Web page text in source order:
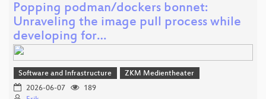
Popping podman/dockers bonnet:
Unraveling the image pull process while
developing for…
Software and Infrastructure
ZKM Medientheater
2026-06-07
189